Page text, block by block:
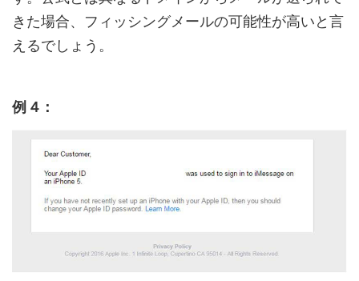
きた場合、フィッシングメールの可能性が高いと言
えるでしょう。
例 ４：